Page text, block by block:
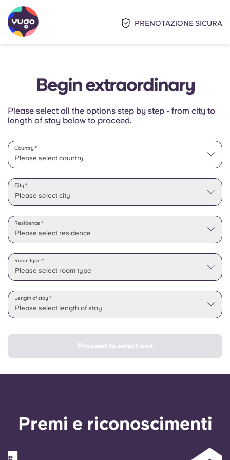
PRENOTAZIONE SICURA
Begin extraordinary
Please select all the options step by step - from city to
length of stay below to proceed.
Please select country
Country *
Please select state
Please select city
City *
Please select residence
Residence *
Please select room type
Room type *
Please select length of stay
Length of stay *
Proceed to select bed
Premi e riconoscimenti